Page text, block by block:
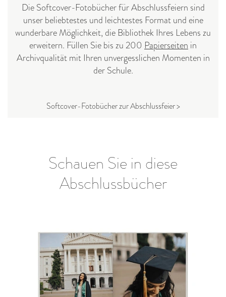
Die Softcover-Fotobücher für Abschlussfeiern sind
unser beliebtestes und leichtestes Format und eine
wunderbare Möglichkeit, die Bibliothek Ihres Lebens zu
erweitern. Füllen Sie bis zu 200 Papierseiten in
Archivqualität mit Ihren unvergesslichen Momenten in
der Schule.
Softcover-Fotobücher zur Abschlussfeier >
Schauen Sie in diese
Abschlussbücher